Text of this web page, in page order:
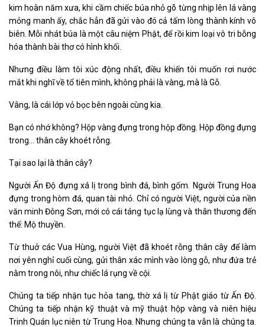
kim hoàn năm xưa, khi cầm chiếc búa nhỏ gõ từng nhịp lên lá vàng
mỏng manh ấy, chắc hẳn đã gửi vào đó cả tấm lòng thành kính vô
biên. Mỗi nhát búa là một câu niệm Phật, để rồi kim loại vô tri bỗng
hóa thành bài thơ có hình khối.
Nhưng điều làm tôi xúc động nhất, điều khiến tôi muốn rơi nước
mắt khi nghĩ về tổ tiên mình, không phải là vàng, mà là Gỗ.
Vâng, là cái lớp vỏ bọc bên ngoài cùng kia.
Bạn có nhớ không? Hộp vàng đựng trong hộp đồng. Hộp đồng đựng
trong... thân cây khoét rỗng.
Tại sao lại là thân cây?
Người Ấn Độ đựng xá lị trong bình đá, bình gốm. Người Trung Hoa
đựng trong hòm đá, quan tài nhỏ. Chỉ có người Việt, người của nền
văn minh Đông Sơn, mới có cái táng tục lạ lùng và thân thương đến
thế: Mộ thuyền.
Từ thuở các Vua Hùng, người Việt đã khoét rỗng thân cây để làm
nơi yên nghỉ cuối cùng, gửi thân xác mình vào lòng gỗ, như đứa trẻ
nằm trong nôi, như chiếc lá rụng về cội.
Chúng ta tiếp nhận tục hỏa tang, thờ xá lị từ Phật giáo từ Ấn Độ.
Chúng ta tiếp nhận kỹ thuật và mỹ thuật hộp vàng và niên hiệu
Trinh Quán lục niên từ Trung Hoa. Nhưng chúng ta vẫn là chúng ta.